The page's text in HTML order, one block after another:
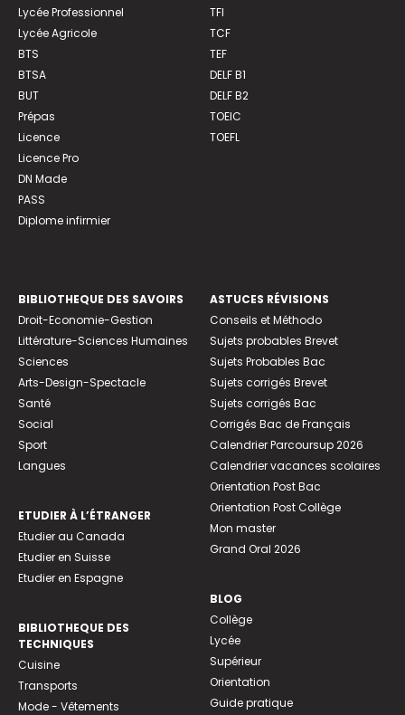
Lycée Professionnel
Lycée Agricole
BTS
BTSA
BUT
Prépas
Licence
Licence Pro
DN Made
PASS
Diplome infirmier
TFI
TCF
TEF
DELF B1
DELF B2
TOEIC
TOEFL
BIBLIOTHEQUE DES SAVOIRS
Droit-Economie-Gestion
Littérature-Sciences Humaines
Sciences
Arts-Design-Spectacle
Santé
Social
Sport
Langues
ETUDIER À L’ÉTRANGER
Etudier au Canada
Etudier en Suisse
Etudier en Espagne
BIBLIOTHEQUE DES
TECHNIQUES
Cuisine
Transports
Mode - Vêtements
ASTUCES RÉVISIONS
Conseils et Méthodo
Sujets probables Brevet
Sujets Probables Bac
Sujets corrigés Brevet
Sujets corrigés Bac
Corrigés Bac de Français
Calendrier Parcoursup 2026
Calendrier vacances scolaires
Orientation Post Bac
Orientation Post Collège
Mon master
Grand Oral 2026
BLOG
Collège
Lycée
Supérieur
Orientation
Guide pratique